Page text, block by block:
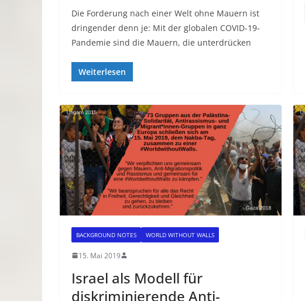
Die Forderung nach einer Welt ohne Mauern ist
dringender denn je: Mit der globalen COVID-19-
Pandemie sind die Mauern, die unterdrücken
Weiterlesen
BACKGROUND NOTES WORLD WITHOUT WALLS
15. Mai 2019
Israel als Modell für
diskriminierende Anti-